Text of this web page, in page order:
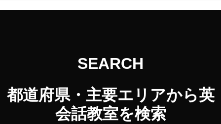
SEARCH
都道府県・主要エリアから英
会話教室を検索